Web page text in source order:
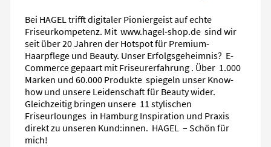
Bei HAGEL trifft digitaler Pioniergeist auf echte
Friseurkompetenz. Mit www.hagel-shop.de sind wir
seit über 20 Jahren der Hotspot für Premium-
Haarpflege und Beauty. Unser Erfolgsgeheimnis? E-
Commerce gepaart mit Friseurerfahrung . Über 1.000
Marken und 60.000 Produkte spiegeln unser Know-
how und unsere Leidenschaft für Beauty wider.
Gleichzeitig bringen unsere 11 stylischen
Friseurlounges in Hamburg Inspiration und Praxis
direkt zu unseren Kund:innen. HAGEL – Schön für
mich!